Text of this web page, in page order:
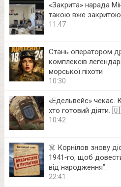
«Закрита» нарада
такою вже закритою
11:47
Стань оператором
комплексів
морської піхоти
10:30
«Едельвейс» чекає.
хто готовий діяти.
10:42
☠️ Корнілов знову
1941‑го, щоб
від народження”.
22:41